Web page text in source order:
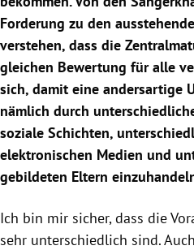
Forderung zu den
verstehen, dass die
gleichen Bewertung für alle
sich, damit eine andersartige
nämlich durch
soziale Schichten,
elektronischen Medien und
gebildeten Eltern
Ich bin mir sicher, dass die
sehr unterschiedlich sind.